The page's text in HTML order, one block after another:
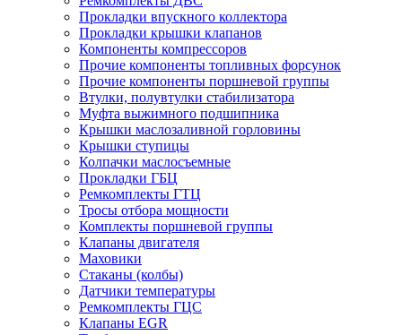
Прокладки впускного коллектора
Прокладки крышки клапанов
Компоненты компрессоров
Прочие компоненты топливных форсунок
Прочие компоненты поршневой группы
Втулки, полувтулки стабилизатора
Муфта выжимного подшипника
Крышки маслозаливной горловины
Крышки ступицы
Колпачки маслосъемные
Прокладки ГБЦ
Ремкомплекты ГТЦ
Тросы отбора мощности
Комплекты поршневой группы
Клапаны двигателя
Маховики
Стаканы (колбы)
Датчики температуры
Ремкомплекты ГЦС
Клапаны EGR